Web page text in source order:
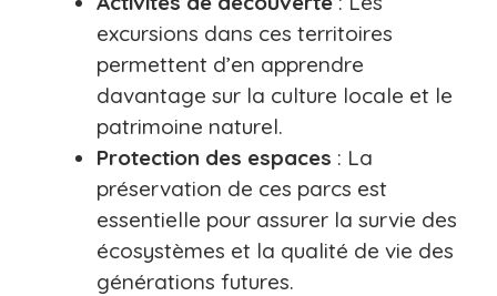
excursions dans ces territoires
permettent d’en apprendre
davantage sur la culture locale et le
patrimoine naturel.
Protection des espaces : La
préservation de ces parcs est
essentielle pour assurer la survie des
écosystèmes et la qualité de vie des
générations futures.